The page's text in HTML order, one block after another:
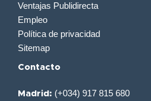
Ventajas Publidirecta
Empleo
Política de privacidad
Sitemap
Contacto
Madrid: (+034) 917 815 680